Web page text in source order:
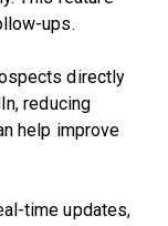
ups.
directly
reducing
help improve
time updates,